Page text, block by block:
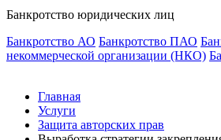
Банкротство юридических лиц
Банкротство АО Банкротство ПАО
некоммерческой организации (НКО)
Главная
Услуги
Защита авторских прав